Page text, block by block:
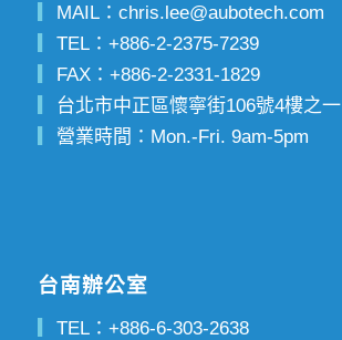
MAIL： chris.lee@aubotech.com
TEL： +886-2-2375-7239
FAX： +886-2-2331-1829
台北市中正區懷寧街106號4樓之一
營業時間：Mon.-Fri. 9am-5pm
台南辦公室
TEL： +886-6-303-2638